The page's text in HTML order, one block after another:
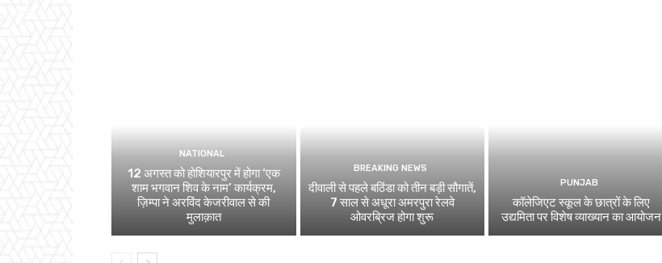
NATIONAL
12 अगस्त को होशियारपुर में होगा ‘एक
शाम भगवान शिव के नाम’ कार्यक्रम,
ज़िम्पा ने अरविंद केजरीवाल से की
मुलाक़ात
BREAKING NEWS
दीवाली से पहले बठिंडा को तीन बड़ी सौगातें,
7 साल से अधूरा अमरपुरा रेलवे
ओवरब्रिज होगा शुरू
PUNJAB
कॉलेजिएट स्कूल के छात्रों के लिए
उद्यमिता पर विशेष व्याख्यान का आयोजन